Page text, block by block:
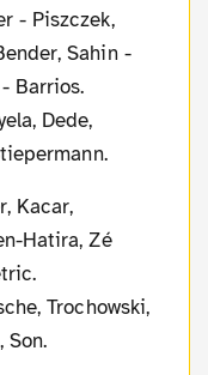
- Piszczek,
Sahin -
Barrios.
Dede,
Kacar,
Hatira, Zé
Trochowski,
Son.